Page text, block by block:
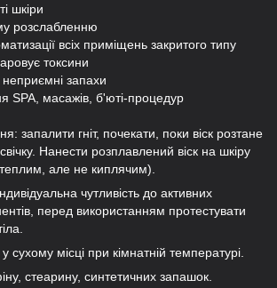
шкіри
розслабленню
всіх приміщень закритого типу
токсини
запахи
SPA, масажів, б'юті-процедур
запалити гніт, почекати, поки віск розтане
Нанести розплавлений віск на шкіру
але не киплячим).
чутливість до активних
перед використанням протестувати
сухому місці при кімнатній температурі.
стеарину, синтетичних запашок.